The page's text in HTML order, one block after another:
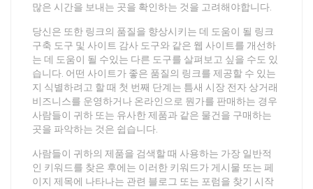
많은 시간을 보내는 곳을 확인하는 것을 고려해야합니다.
당신은 또한 링크의 품질을 향상시키는 데 도움이 될 링크
구축 도구 및 사이트 감사 도구와 같은 웹 사이트를 개선하
는 데 도움이 될 수있는 다른 도구를 살펴보고 싶을 수도 있
습니다. 어떤 사이트가 좋은 품질의 링크를 제공할 수 있는
지 식별하려고 할 때 첫 번째 단계는 틈새 시장 전자 상거래
비즈니스를 운영하거나 온라인으로 뭔가를 판매하는 경우
사람들이 귀하 또는 유사한 제품과 같은 물건을 구매하는
곳을 파악하는 것은 쉽습니다.
사람들이 귀하의 제품을 검색할 때 사용하는 가장 일반적
인 키워드를 찾은 후에는 이러한 키워드가 게시물 또는 페
이지 제목에 나타나는 관련 블로그 또는 포럼을 찾기 시작